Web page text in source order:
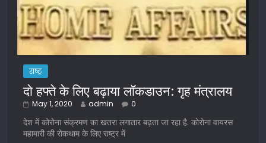
राष्ट्र
दो हफ्ते के लिए बढ़ाया लॉकडाउन: गृह मंत्रालय
May 1, 2020 admin 0
देश में कोरोना संक्रमण का खतरा लगातार बढ़ता जा रहा है. कोरोना वायरस
महामारी की रोकथाम के लिए राष्ट्र में